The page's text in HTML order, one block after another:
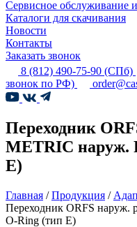
Сервисное обслуживание и
Каталоги для скачивания
Новости
Контакты
Заказать звонок
8 (812) 490-75-90 (СПб)
звонок по РФ)
Переходник
METRIC наруж.
E)
Главная /Продукция /
Переходник ORFS наруж.
O-Ring (тип E)